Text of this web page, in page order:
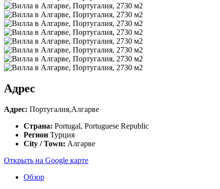
Адрес
Адрес: Португалия,Алгарве
Страна: Portugal, Portuguese Republic
Регион Турция
City / Town: Алгарве
Открыть на Google карте
Обзор